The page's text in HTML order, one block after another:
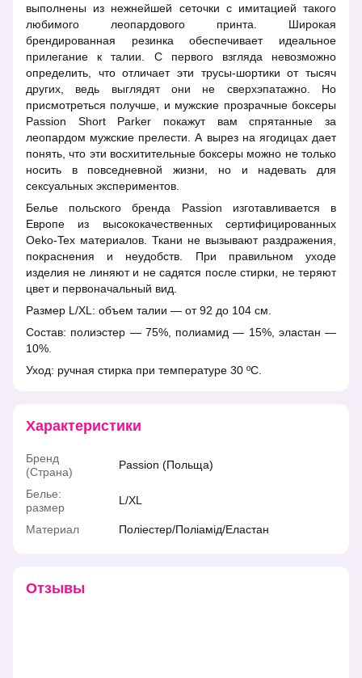
выполнены из нежнейшей сеточки с имитацией такого
любимого леопардового принта. Широкая
брендированная резинка обеспечивает идеальное
прилегание к талии. С первого взгляда невозможно
определить, что отличает эти трусы-шортики от тысяч
других, ведь выглядят они не сверхэпатажно. Но
присмотреться получше, и мужские прозрачные боксеры
Passion Short Parker покажут вам спрятанные за
леопардом мужские прелести. А вырез на ягодицах дает
понять, что эти восхитительные боксеры можно не только
носить в повседневной жизни, но и надевать для
сексуальных экспериментов.
Белье польского бренда Passion изготавливается в
Европе из высококачественных сертифицированных
Oeko-Tex материалов. Ткани не вызывают раздражения,
покраснения и неудобств. При правильном уходе
изделия не линяют и не садятся после стирки, не теряют
цвет и первоначальный вид.
Размер L/XL: объем талии — от 92 до 104 см.
Состав: полиэстер — 75%, полиамид — 15%, эластан —
10%.
Уход: ручная стирка при температуре 30 ºС.
Характеристики
Бренд
(Страна)
Passion (Польща)
Белье:
размер
L/XL
Материал Поліестер/Поліамід/Еластан
Отзывы